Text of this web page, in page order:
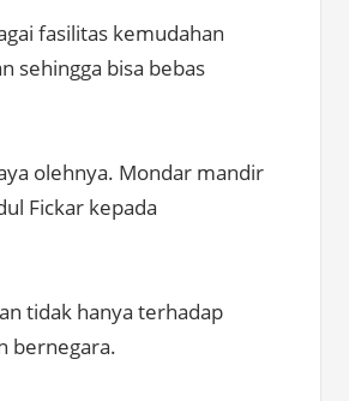
fasilitas kemudahan
sehingga bisa bebas
olehnya. Mondar mandir
Fickar kepada
tidak hanya terhadap
bernegara.